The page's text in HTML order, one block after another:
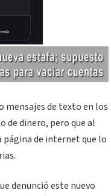
mensajes de texto en los
de dinero, pero que al
página de internet que lo
denunció este nuevo